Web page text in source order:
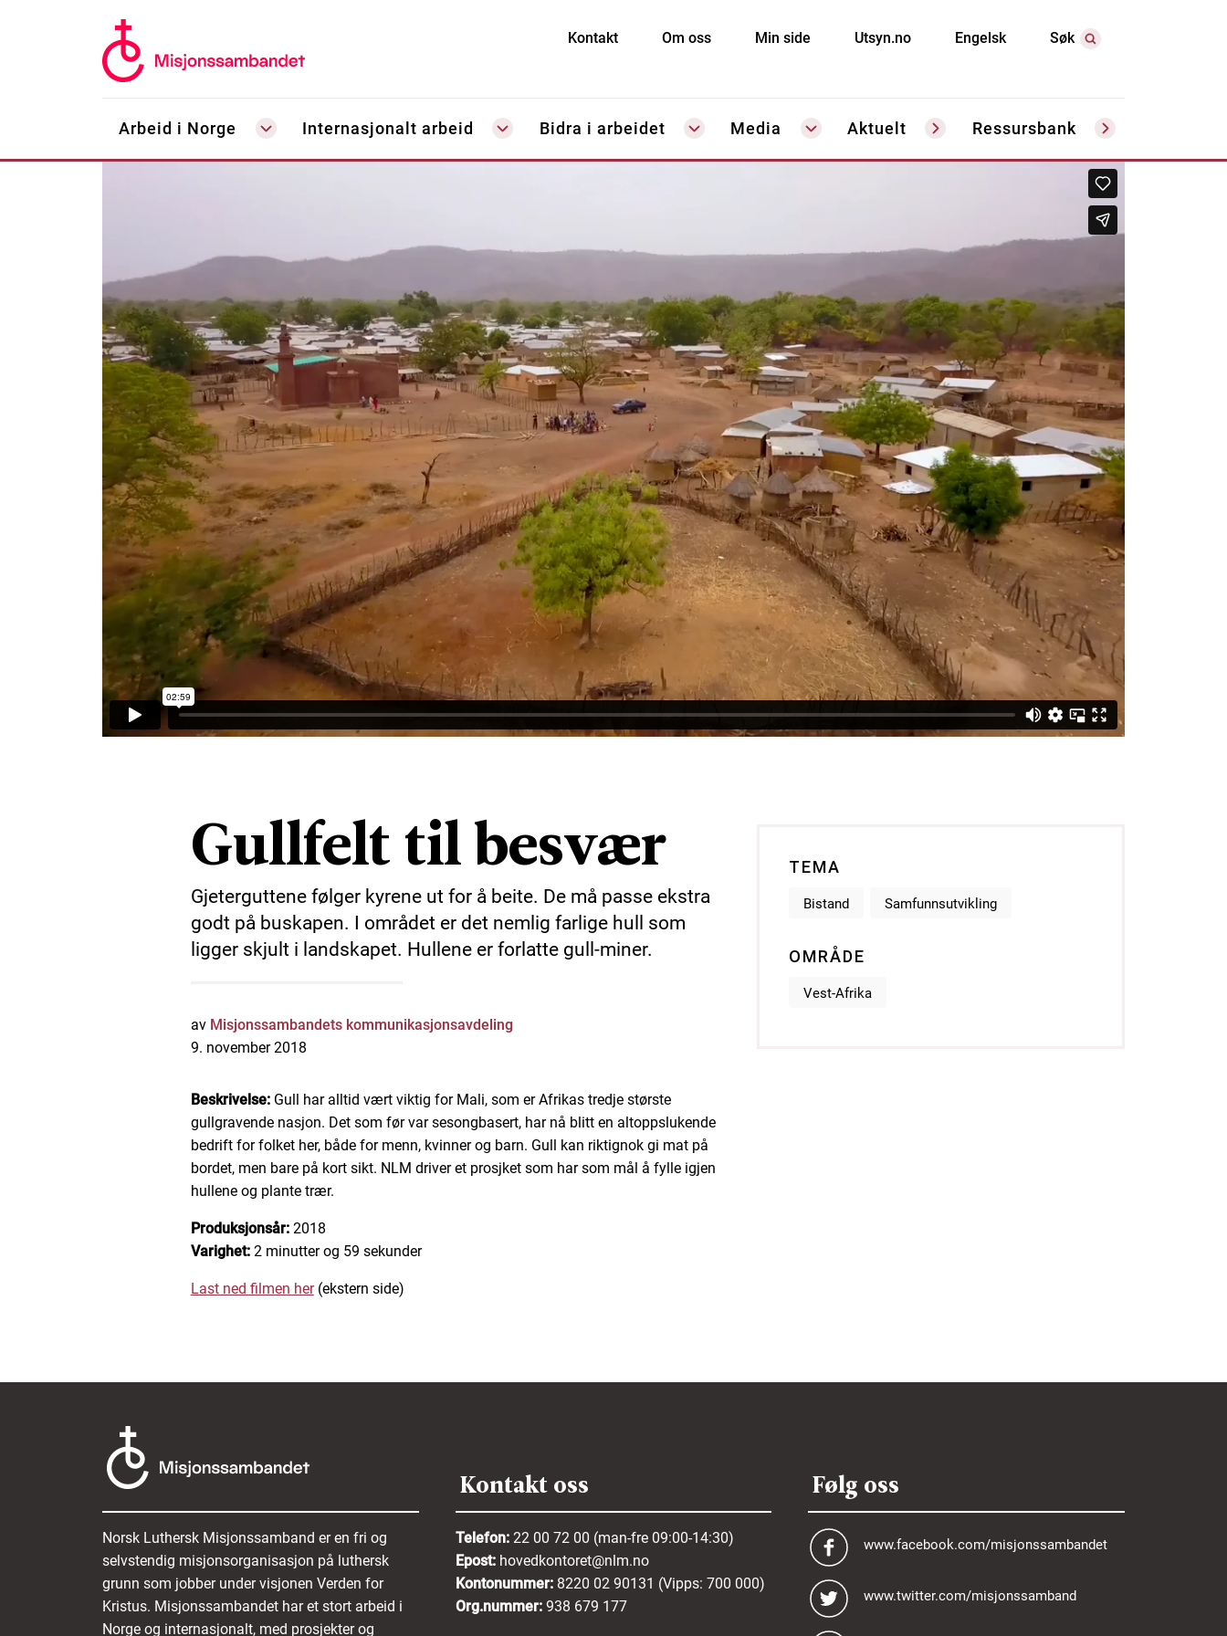
Kontakt Om oss Min side Utsyn.no Engelsk Søk
Arbeid i Norge Internasjonalt arbeid Bidra i arbeidet Media Aktuelt Ressursbank
Gullfelt til besvær
Gjeterguttene følger kyrene ut for å beite. De må passe ekstra
godt på buskapen. I området er det nemlig farlige hull som
ligger skjult i landskapet. Hullene er forlatte gull-miner.
av Misjonssambandets kommunikasjonsavdeling
9. november 2018
Beskrivelse:Gull har alltid vært viktig for Mali, som er Afrikas tredje største
gullgravende nasjon. Det som før var sesongbasert, har nå blitt en altoppslukende
bedrift for folket her, både for menn, kvinner og barn. Gull kan riktignok gi mat på
bordet, men bare på kort sikt. NLM driver et prosjket som har som mål å fylle igjen
hullene og plante trær.
Produksjonsår:2018
Varighet:2 minutter og 59 sekunder
Last ned filmen her(ekstern side)
TEMA
Bistand Samfunnsutvikling
OMRÅDE
Vest-Afrika
Norsk Luthersk Misjonssamband er en fri og
selvstendig misjonsorganisasjon på luthersk
grunn som jobber under visjonen Verden for
Kristus. Misjonssambandet har et stort arbeid i
Norge og internasjonalt, med prosjekter og
Kontakt oss
Telefon: 22 00 72 00 (man-fre 09:00-14:30)
Epost: hovedkontoret@nlm.no
Kontonummer: 8220 02 90131 (Vipps: 700 000)
Org.nummer: 938 679 177
Følg oss
www.facebook.com/misjonssambandet
www.twitter.com/misjonssamband